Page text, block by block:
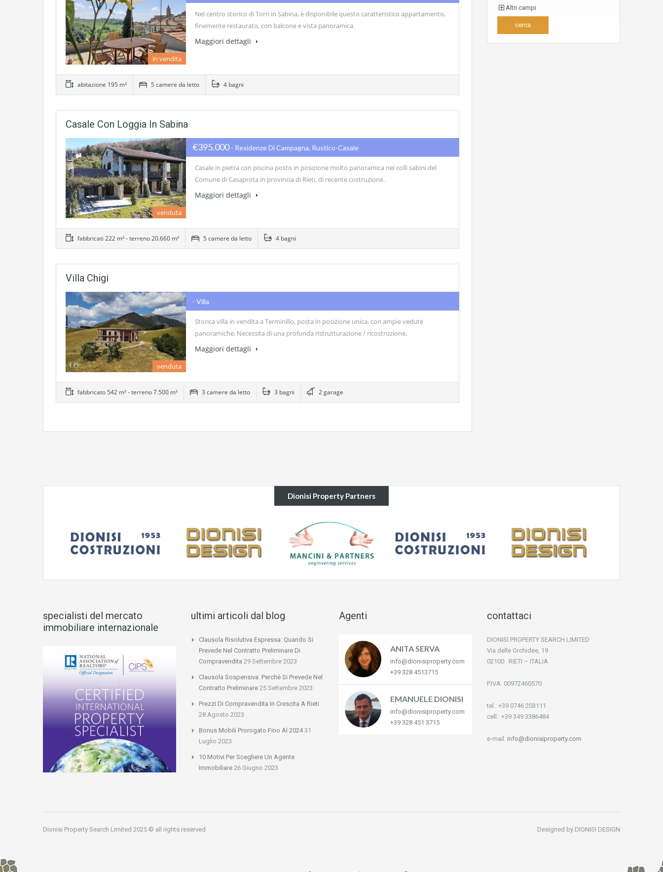
in vendita
Nel centro storico di Torri in Sabina, è disponibile questo caratteristico appartamento,
finemente restaurato, con balcone e vista panoramica.
Maggiori dettagli
abitazione 195 m² 5 camere da letto 4 bagni
Casale Con Loggia In Sabina
venduta
€395.000- Residenze Di Campagna, Rustico-Casale
Casale in pietra con piscina posto in posizione molto panoramica nei colli sabini del
Comune di Casaprota in provincia di Rieti, di recente costruzione.
Maggiori dettagli
fabbricati 222 m² - terreno 20.660 m² 5 camere da letto 4 bagni
Villa Chigi
venduta
- Villa
Storica villa in vendita a Terminillo, posta in posizione unica, con ampie vedute
panoramiche. Necessita di una profonda ristrutturazione / ricostruzione.
Maggiori dettagli
fabbricato 542 m² - terreno 7.500 m² 3 camere da letto 3 bagni 2 garage
Altri campi
Dionisi Property Partners
specialisti del mercato
immobiliare internazionale
ultimi articoli dal blog
Clausola Risolutiva Espressa: Quando Si
Prevede Nel Contratto Preliminare Di
Compravendita 29 Settembre 2023
Clausola Sospensiva: Perché Si Prevede Nel
Contratto Preliminare 25 Settembre 2023
Prezzi Di Compravendita In Crescita A Rieti
28 Agosto 2023
Bonus Mobili Prorogato Fino Al 2024 31
Luglio 2023
10 Motivi Per Scegliere Un Agente
Immobiliare 26 Giugno 2023
Agenti
ANITA SERVA
info@dionisiproperty.com
+39 328 4513715
EMANUELE DIONISI
info@dionisiproperty.com
+39 328 451 3715
contattaci
DIONISI PROPERTY SEARCH LIMITED
Via delle Orchidee, 19
02100 RIETI – ITALIA
P.IVA: 00972460570
tel.: +39 0746 203111
cell.: +39 349 3386484
e-mail: info@dionisiproperty.com
Dionisi Property Search Limited 2025 © all rights reserved Designed by DIONISI DESIGN